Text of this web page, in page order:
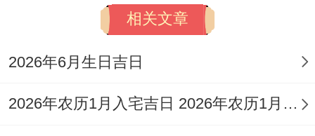
今日所忌:斋醮，入宅，安门、安葬;破土，
行丧
此日虽为黑道日,但所宜事项极其广泛 尤其
相关文章
2026年6月生日吉日
2026年农历1月入宅吉日 2026年农历1月入宅最好的日子